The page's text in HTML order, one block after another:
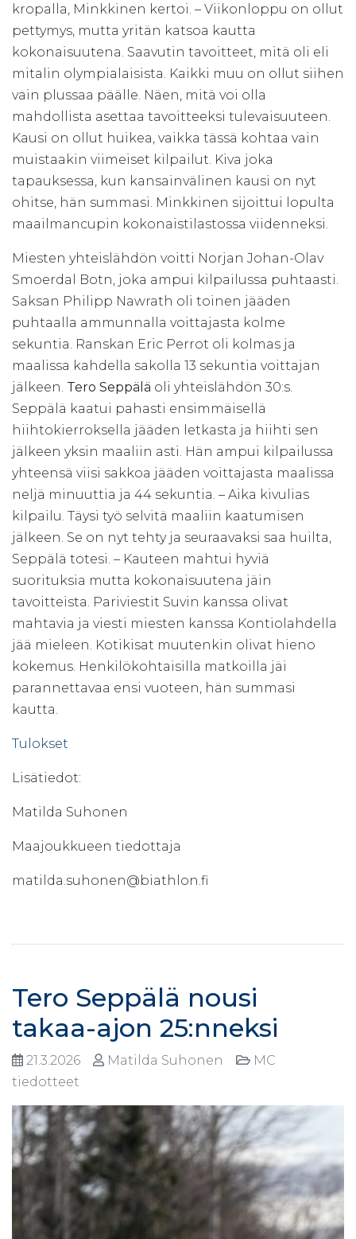
kropalla, Minkkinen kertoi. – Viikonloppu on ollut
pettymys, mutta yritän katsoa kautta
kokonaisuutena. Saavutin tavoitteet, mitä oli eli
mitalin olympialaisista. Kaikki muu on ollut siihen
vain plussaa päälle. Näen, mitä voi olla
mahdollista asettaa tavoitteeksi tulevaisuuteen.
Kausi on ollut huikea, vaikka tässä kohtaa vain
muistaakin viimeiset kilpailut. Kiva joka
tapauksessa, kun kansainvälinen kausi on nyt
ohitse, hän summasi. Minkkinen sijoittui lopulta
maailmancupin kokonaistilastossa viidenneksi.
Miesten yhteislähdön voitti Norjan Johan-Olav
Smoerdal Botn, joka ampui kilpailussa puhtaasti.
Saksan Philipp Nawrath oli toinen jääden
puhtaalla ammunnalla voittajasta kolme
sekuntia. Ranskan Eric Perrot oli kolmas ja
maalissa kahdella sakolla 13 sekuntia voittajan
jälkeen. Tero Seppälä oli yhteislähdön 30:s.
Seppälä kaatui pahasti ensimmäisellä
hiihtokierroksella jääden letkasta ja hiihti sen
jälkeen yksin maaliin asti. Hän ampui kilpailussa
yhteensä viisi sakkoa jääden voittajasta maalissa
neljä minuuttia ja 44 sekuntia. – Aika kivulias
kilpailu. Täysi työ selvitä maaliin kaatumisen
jälkeen. Se on nyt tehty ja seuraavaksi saa huilta,
Seppälä totesi. – Kauteen mahtui hyviä
suorituksia mutta kokonaisuutena jäin
tavoitteista. Pariviestit Suvin kanssa olivat
mahtavia ja viesti miesten kanssa Kontiolahdella
jää mieleen. Kotikisat muutenkin olivat hieno
kokemus. Henkilökohtaisilla matkoilla jäi
parannettavaa ensi vuoteen, hän summasi
kautta.
Tulokset
Lisätiedot:
Matilda Suhonen
Maajoukkueen tiedottaja
matilda.suhonen@biathlon.fi
Tero Seppälä nousi
takaa-ajon 25:nneksi
21.3.2026 Matilda Suhonen
MC
tiedotteet